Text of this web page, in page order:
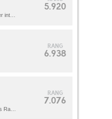
5.920
RANG
6.938
RANG
7.076